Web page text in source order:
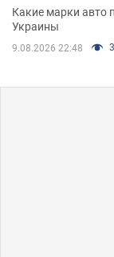
Какие марки авто
Украины
9.08.2026 22:48